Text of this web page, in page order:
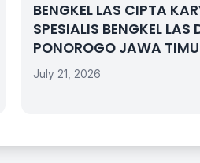
BENGKEL LAS CIPTA
SPESIALIS BENGKEL LAS
PONOROGO JAWA
July 21, 2026